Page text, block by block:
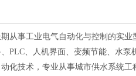
从事工业电气自动化与控制的实业
PLC、人机界面、变频节能、水泵
化技术，专业从事城市供水系统工